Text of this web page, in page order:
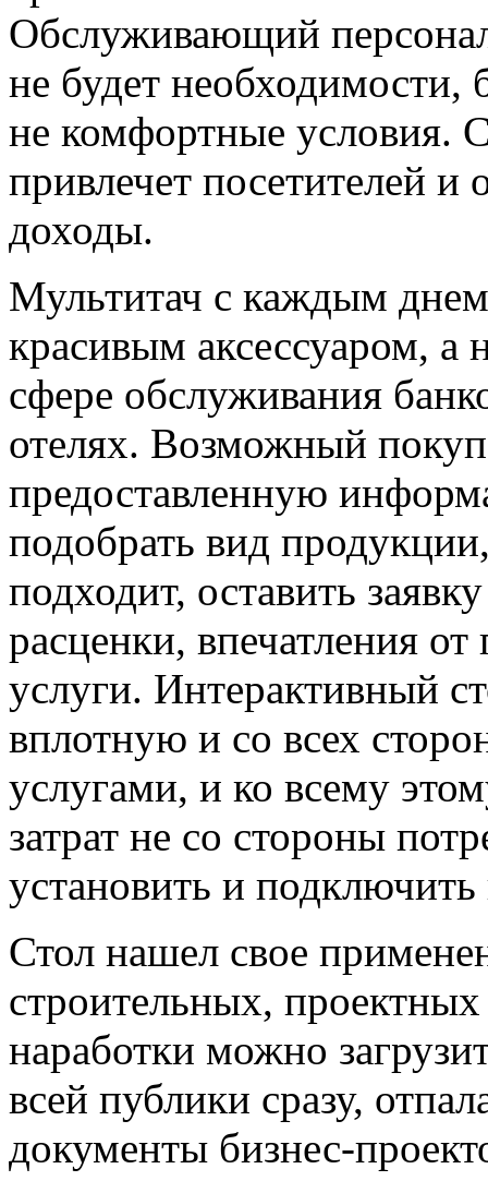
Обслуживающий
не будет необходимости,
не комфортные условия.
привлечет посетителей и
доходы.
Мультитач с каждым днем
красивым аксессуаром,
сфере обслуживания
отелях. Возможный
предоставленную
подобрать вид
подходит, оставить
расценки, впечатления
услуги. Интерактивный
вплотную и со всех
услугами, и ко всему
затрат не со стороны
установить и
Стол нашел свое
строительных,
наработки можно
всей публики сразу,
документы бизнес-